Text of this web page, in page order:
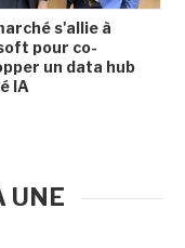
s'allie à
pour co-
un data hub
IA
UNE